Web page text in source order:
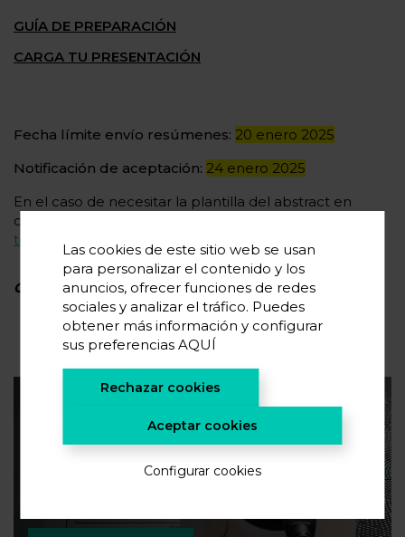
GUÍA DE PREPARACIÓN
CARGA TU PRESENTACIÓN
Fecha límite envío resúmenes: 20 enero 2025
Notificación de aceptación: 24 enero 2025
En el caso de necesitar la plantilla del abstract en
castellano, por favor, contacte con nosotros en
teds25@cicenergigune.com
Cerrado el plazo de envío de abstracts
Suscríbete a nuestra newsletter
almacenamiento de energía y novedades en
Las cookies de este sitio web se usan
para personalizar el contenido y los
anuncios, ofrecer funciones de redes
sociales y analizar el tráfico. Puedes
obtener más información y configurar
sus preferenciasAQUÍ
Rechazar cookies
Aceptar cookies
Configurar cookies